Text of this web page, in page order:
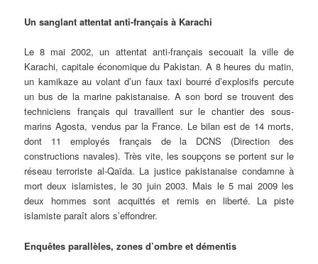
Un sanglant attentat anti-français à Karachi
Le 8 mai 2002, un attentat anti-français secouait la ville de
Karachi, capitale économique du Pakistan. A 8 heures du matin,
un kamikaze au volant d’un faux taxi bourré d’explosifs percute
un bus de la marine pakistanaise. A son bord se trouvent des
techniciens français qui travaillent sur le chantier des sous-
marins Agosta, vendus par la France. Le bilan est de 14 morts,
dont 11 employés français de la DCNS (Direction des
constructions navales). Très vite, les soupçons se portent sur le
réseau terroriste al-Qaïda. La justice pakistanaise condamne à
mort deux islamistes, le 30 juin 2003. Mais le 5 mai 2009 les
deux hommes sont acquittés et remis en liberté. La piste
islamiste paraît alors s’effondrer.
Enquêtes parallèles, zones d’ombre et démentis